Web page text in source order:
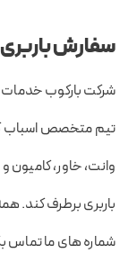
سفارش باربری
شرکت بارکوب خدمات
تیم متخصص اسباب
وانت،‌ خاور، کامیون و
شماره های ما تماس